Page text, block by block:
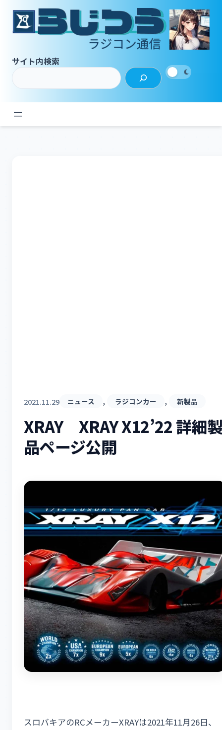
サイト内検索
2021.11.29 ニュース , ラジコンカー , 新製品
XRAY XRAY X12’22 詳細
品ページ公開
スロバキアのRCメーカーXRAYは2021年11月26日、